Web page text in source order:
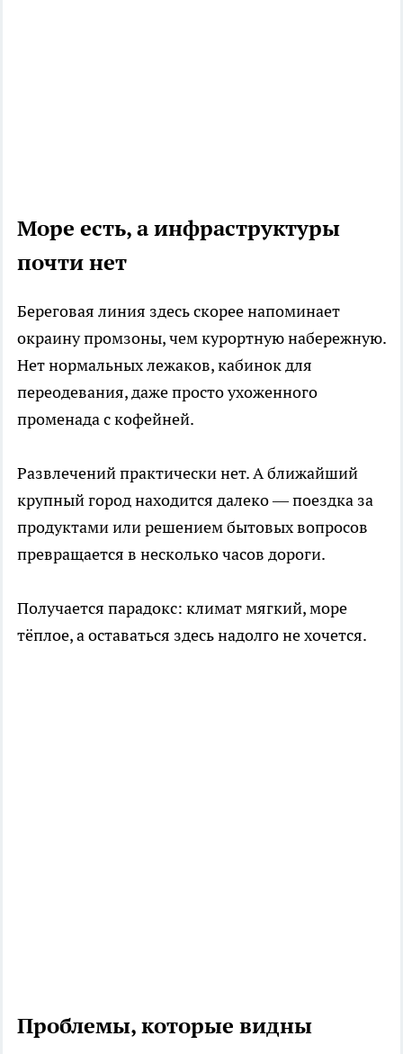
Море есть, а инфраструктуры
почти нет
Береговая линия здесь скорее напоминает
окраину промзоны, чем курортную набережную.
Нет нормальных лежаков, кабинок для
переодевания, даже просто ухоженного
променада с кофейней.
Развлечений практически нет. А ближайший
крупный город находится далеко — поездка за
продуктами или решением бытовых вопросов
превращается в несколько часов дороги.
Получается парадокс: климат мягкий, море
тёплое, а оставаться здесь надолго не хочется.
Проблемы, которые видны